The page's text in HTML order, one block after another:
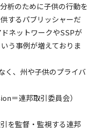
析のために子供の行動を
するパブリッシャーだ
ネットワークやSSPが
う事例が増えておりま
く、州や子供のプライバ
＝連邦取引委員会）
を監督・監視する連邦